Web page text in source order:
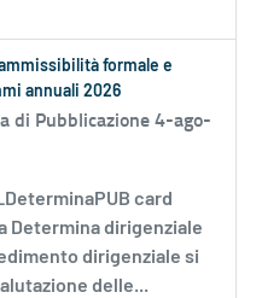
formale e
annuali 2026
di Pubblicazione 4-ago-
card
Determina dirigenziale
dirigenziale si
delle...